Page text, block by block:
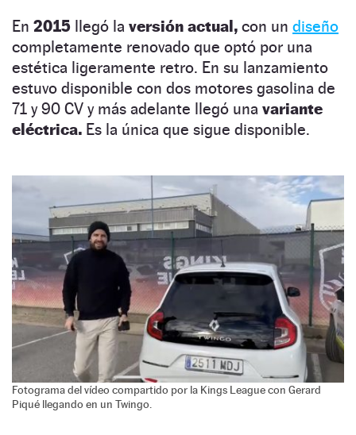
En 2015 llegó la versión actual, con un diseño
completamente renovado que optó por una
estética ligeramente retro. En su lanzamiento
estuvo disponible con dos motores gasolina de
71 y 90 CV y más adelante llegó una variante
eléctrica. Es la única que sigue disponible.
Fotograma del vídeo compartido por la Kings League con Gerard
Piqué llegando en un Twingo.